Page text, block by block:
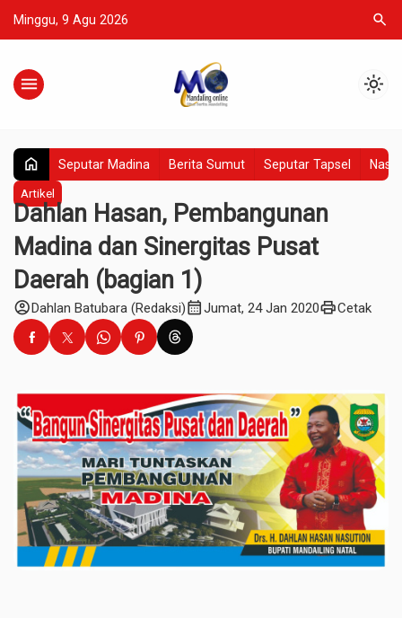
Minggu, 9 Agu 2026 search
menu light_mode
home Seputar Madina Berita Sumut Seputar Tapsel
Artikel
Dahlan Hasan, Pembangunan
Madina dan Sinergitas Pusat
Daerah (bagian 1)
account_circleDahlan Batubara (Redaksi)calendar_monthJumat, 24 Jan 2020printCetak